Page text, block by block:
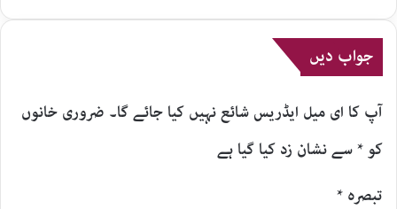
جواب دیں
آپ کا ای میل ایڈریس شائع نہیں کیا جائے گا۔ ضروری خانوں
کو *سے نشان زد کیا گیا ہے
تبصرہ *